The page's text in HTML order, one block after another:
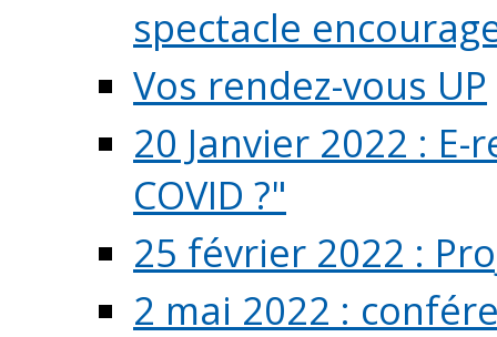
spectacle
Vos rendez-vous UP
20 Janvier 2022 :
COVID ?"
25 février 2022 :
2 mai 2022 :